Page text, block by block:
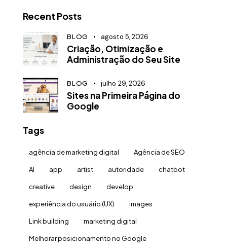
Recent Posts
BLOG agosto 5, 2026
Criação, Otimização e
Administração do Seu Site
BLOG julho 29, 2026
Sites na Primeira Página do
Google
Tags
agência de marketing digital Agência de SEO
AI app artist autoridade chatbot
creative design develop
experiência do usuário (UX) images
Link building marketing digital
Melhorar posicionamento no Google